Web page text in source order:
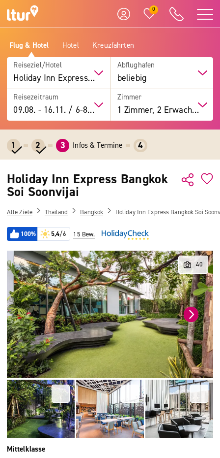
0
Flug & Hotel Hotel Kreuzfahrten
Reiseziel/Hotel
Holiday Inn Express Bangkok Soi Soonvijai
Abflughafen
beliebig
Reisezeitraum
09.08. -16.11. / 6-8 Tage
Zimmer
1 Zimmer, 2 Erwachsene
1 2 3 Infos & Termine 4
Holiday Inn Express Bangkok
Soi Soonvijai
Alle Ziele Thailand Bangkok Holiday Inn Express Bangkok Soi
100% 5,4/6 15 Bew.
Mittelklasse